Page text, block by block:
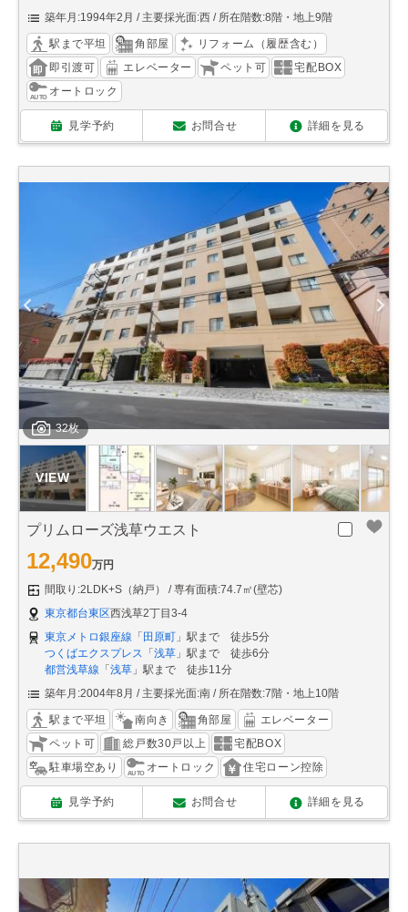
築年月:1994年2月
主要採光面:西 所在階数:8階・地上9階
駅まで平坦 角部屋
リフォーム（履歴含む）
即引渡可
エレベーター ペット可
宅配BOX
オートロック
見学予約 お問合せ 詳細を見る
32枚
プリムローズ浅草ウエスト
12,490万円
間取り:2LDK+S（納戸）
専有面積:74.7㎡(壁芯)
東京都台東区西浅草2丁目3-4
東京メトロ銀座線 「 田原町 」駅まで 徒歩5分
つくばエクスプレス 「 浅草 」駅まで 徒歩6分
都営浅草線 「 浅草 」駅まで 徒歩11分
築年月:2004年8月
主要採光面:南 所在階数:7階・地上10階
駅まで平坦 南向き 角部屋
エレベーター
ペット可
総戸数30戸以上
宅配BOX
駐車場空あり
オートロック 住宅ローン控除
見学予約 お問合せ 詳細を見る